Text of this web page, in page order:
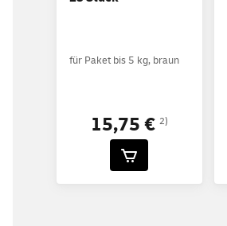
für Paket bis 5 kg, braun
15,75 € 2)